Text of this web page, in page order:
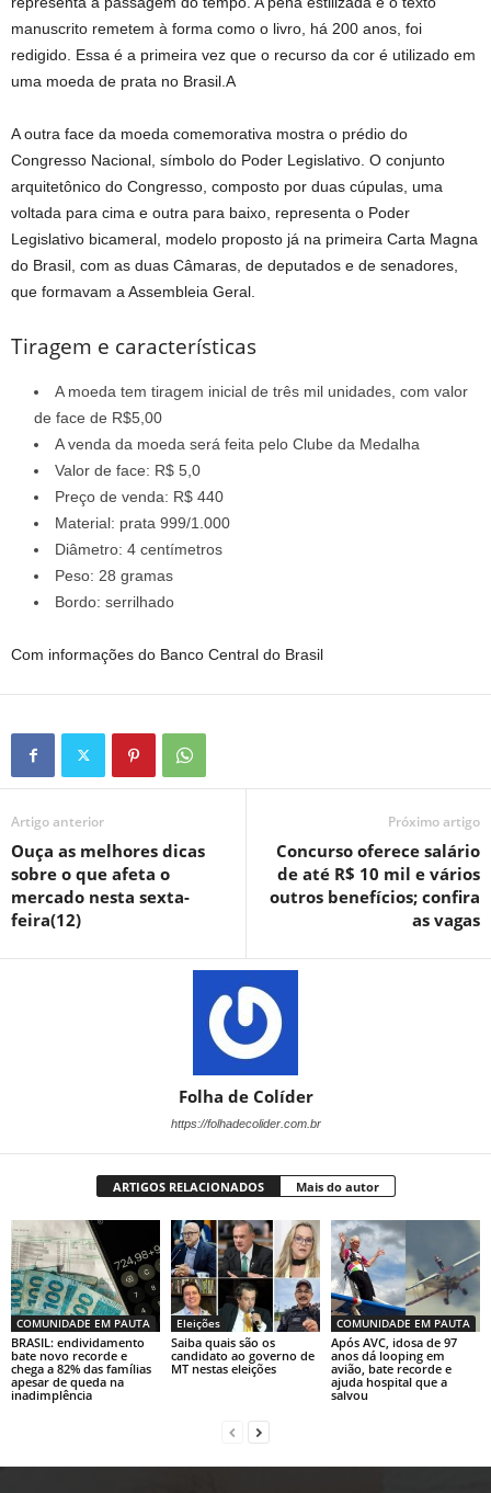
manuscrito remetem à forma como o livro, há 200 anos, foi
redigido. Essa é a primeira vez que o recurso da cor é utilizado em
uma moeda de prata no Brasil.A
A outra face da moeda comemorativa mostra o prédio do
Congresso Nacional, símbolo do Poder Legislativo. O conjunto
arquitetônico do Congresso, composto por duas cúpulas, uma
voltada para cima e outra para baixo, representa o Poder
Legislativo bicameral, modelo proposto já na primeira Carta Magna
do Brasil, com as duas Câmaras, de deputados e de senadores,
que formavam a Assembleia Geral.
Tiragem e características
A moeda tem tiragem inicial de três mil unidades, com valor
de face de R$5,00
A venda da moeda será feita pelo Clube da Medalha
Valor de face: R$ 5,0
Preço de venda: R$ 440
Material: prata 999/1.000
Diâmetro: 4 centímetros
Peso: 28 gramas
Bordo: serrilhado
Com informações do Banco Central do Brasil
Artigo anterior
Ouça as melhores dicas
sobre o que afeta o
mercado nesta sexta-
feira(12)
Próximo artigo
Concurso oferece salário
de até R$ 10 mil e vários
outros benefícios; confira
as vagas
Folha de Colíder
https://folhadecolider.com.br
ARTIGOS RELACIONADOS Mais do autor
COMUNIDADE EM PAUTA
BRASIL: endividamento
bate novo recorde e
chega a 82% das famílias
apesar de queda na
inadimplência
Eleições
Saiba quais são os
candidato ao governo de
MT nestas eleições
COMUNIDADE EM PAUTA
Após AVC, idosa de 97
anos dá looping em
avião, bate recorde e
ajuda hospital que a
salvou